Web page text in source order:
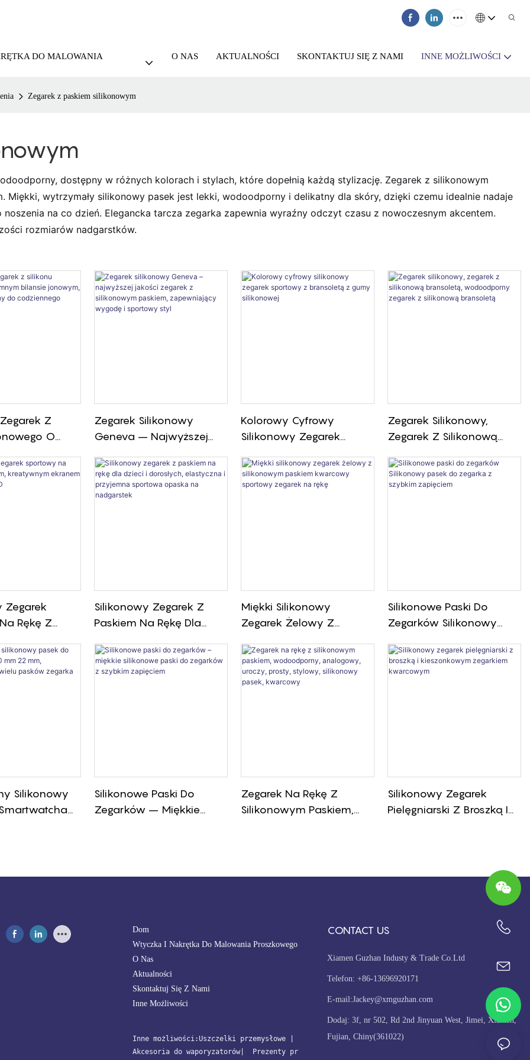
DO MALOWANIA
O NAS AKTUALNOŚCI SKONTAKTUJ SIĘ Z NAMI INNE MOŻLIWOŚCI
Zegarek z paskiem silikonowym
dostępny w różnych kolorach i stylach, które dopełnią każdą stylizację. Zegarek z silikonowym
Miękki, wytrzymały silikonowy pasek jest lekki, wodoodporny i delikatny dla skóry, dzięki czemu idealnie nadaje
na co dzień. Elegancka tarcza zegarka zapewnia wyraźny odczyt czasu z nowoczesnym akcentem.
rozmiarów nadgarstków.
Z
O
I
Zegarek Silikonowy
Geneva – Najwyższej
Silikonowym Paskiem,
Zapewniający Wygodę I
Sportowy Styl
Kolorowy Cyfrowy
Silikonowy Zegarek
Gumy Silikonowej
Zegarek Silikonowy,
Zegarek Z Silikonową
Wodoodporny Zegarek Z
Silikonową Bransoletą
Zegarek
Rękę Z
LED
Silikonowy Zegarek Z
Paskiem Na Rękę Dla
Elastyczna I Przyjemna
Sportowa Opaska Na
Miękki Silikonowy
Zegarek Żelowy Z
Kwarcowy Sportowy
Zegarek Na Rękę
Silikonowe Paski Do
Zegarków Silikonowy
Szybkim Zapięciem
Silikonowy
Silikonowe Paski Do
Zegarków – Miękkie
Zegarek Na Rękę Z
Silikonowym Paskiem,
Silikonowy Zegarek
Pielęgniarski Z Broszką I
Dom
Wtyczka I Nakrętka Do Malowania Proszkowego
O Nas
Aktualności
Skontaktuj Się Z Nami
Inne Możliwości
Inne możliwości:Uszczelki przemysłowe
Akcesoria do waporyzatorów
Prezenty pr
CONTACT US
Xiamen Guzhan Industy & Trade Co.Ltd
Telefon: +86-13696920171
E-mail:Jackey@xmguzhan.com
Dodaj: 3f, nr 502, Rd 2nd Jinyuan West, Jimei, Xiamen,
Fujian, Chiny(361022)